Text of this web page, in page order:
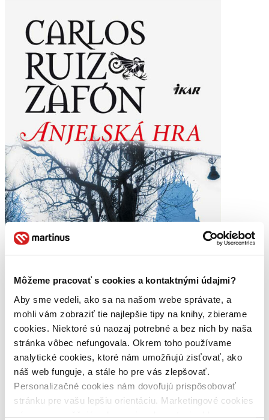
Môžeme pracovať s cookies a kontaktnými údajmi?
Aby sme vedeli, ako sa na našom webe správate, a
mohli vám zobraziť tie najlepšie tipy na knihy, zbierame
cookies. Niektoré sú naozaj potrebné a bez nich by naša
stránka vôbec nefungovala. Okrem toho používame
analytické cookies, ktoré nám umožňujú zisťovať, ako
náš web funguje, a stále ho pre vás zlepšovať.
Personalizačné cookies nám dovoľujú prispôsobovať
stránku pre vašu lepšiu orientáciu. Marketingové cookies
nám zas umožňujú zobrazenie relevantnej reklamy.
jeho život,
ale aj chod dejín a tohto sveta. Svojej túžbe stať sa spisovateľom
obetoval veľa. Zdravie, život a napokon aj smrť.
Na ceste autoraZafónukazuje asi všetky odtiene života
spisovateľov – pády aj výslnie, popularitu aj opustenosť. Kto vie, či
vychádzal z vlastných skúseností, alebo vie dobre využiť svoju